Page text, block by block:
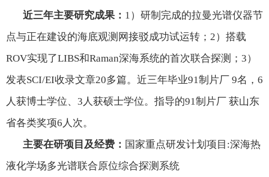
近三年主要研究成果： 1 ）研制完成的拉曼光谱仪器节
点与正在建设的海底观测网接驳成功试运转； 2）搭载
ROV实现了LIBS和Raman深海系统的首次联合探测； 3）
发表SCI/EI收录文章20多篇。近三年毕业91制片厂 9名， 6
人获博士学位、 3 人获硕士学位。指导的91制片厂 获山东
省各类奖项6 人次。
主要在研项目及经费： 国家重点研发计划项目 :深海热
液化学场多光谱联合原位综合探测系统